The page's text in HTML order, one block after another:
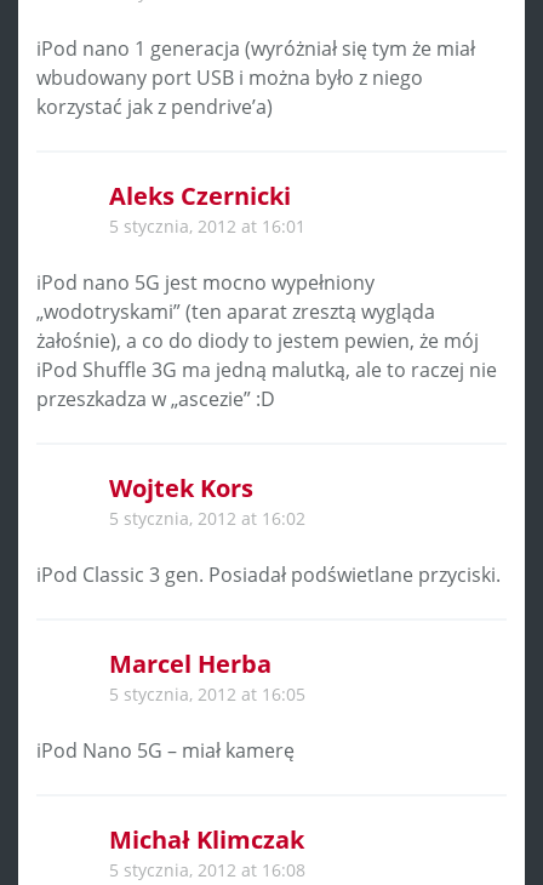
iPod nano 1 generacja (wyróżniał się tym że miał
wbudowany port USB i można było z niego
korzystać jak z pendrive’a)
Aleks Czernicki
5 stycznia, 2012 at 16:01
iPod nano 5G jest mocno wypełniony
„wodotryskami” (ten aparat zresztą wygląda
żałośnie), a co do diody to jestem pewien, że mój
iPod Shuffle 3G ma jedną malutką, ale to raczej nie
przeszkadza w „ascezie” :D
Wojtek Kors
5 stycznia, 2012 at 16:02
iPod Classic 3 gen. Posiadał podświetlane przyciski.
Marcel Herba
5 stycznia, 2012 at 16:05
iPod Nano 5G – miał kamerę
Michał Klimczak
5 stycznia, 2012 at 16:08